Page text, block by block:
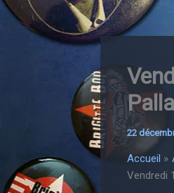
22
Accueil
Vendredi